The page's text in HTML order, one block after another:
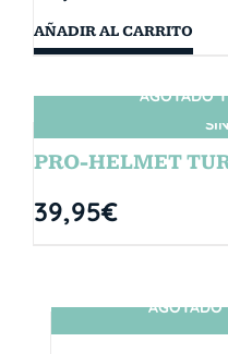
AÑADIR AL CARRITO
AGOTADO
PRO-HELMET
39,95€
AGOTADO